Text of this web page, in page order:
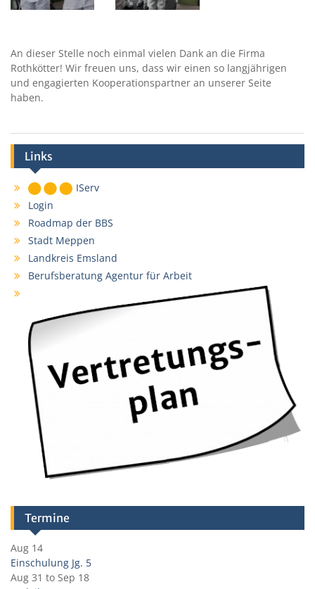
An dieser Stelle noch einmal vielen Dank an die Firma
Rothkötter! Wir freuen uns, dass wir einen so langjährigen
und engagierten Kooperationspartner an unserer Seite
haben.
Links
IServ
Login
Roadmap der BBS
Stadt Meppen
Landkreis Emsland
Berufsberatung Agentur für Arbeit
Termine
Aug 14
Einschulung Jg. 5
Aug 31 to Sep 18